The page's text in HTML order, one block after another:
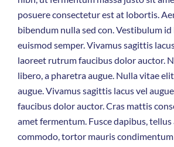
posuere consectetur est at lobortis.
bibendum nulla sed con. Vestibulum
euismod semper. Vivamus sagittis
laoreet rutrum faucibus dolor auctor.
libero, a pharetra augue. Nulla vitae
augue. Vivamus sagittis lacus vel
faucibus dolor auctor. Cras mattis
amet fermentum. Fusce dapibus, tellus
commodo, tortor mauris